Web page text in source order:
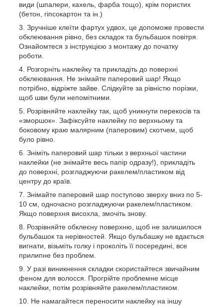
види (шпалери, кахель, фарба тощо), крім пористих
(бетон, гіпсокартон та ін.)
Зручніше клеїти фартух удвох, це допоможе провести
обклеювання рівно, без складок та бульбашок повітря.
Ознайомтеся з інструкцією з монтажу до початку
роботи.
Розгорніть наклейку та прикладіть до поверхні
обклеювання. Не знімайте паперовий шар! Якщо
потрібно, відріжте зайве. Слідкуйте за рівністю порізки,
щоб шви були непомітними.
Розрівняйте наклейку так, щоб уникнути перекосів та
«зморшок». Зафіксуйте наклейку по верхньому та
боковому краю малярним (паперовим) скотчем, щоб
було рівно.
Зніміть паперовий шар тільки з верхньої частини
наклейки (не знімайте весь папір одразу!), прикладіть
до поверхні, розгладжуючи ракелем/пластиком від
центру до країв.
Знімайте паперовий шар поступово зверху вниз по 5-
10 см, одночасно розгладжуючи ракелем/пластиком.
Якщо поверхня висохла, змочіть знову.
Розрівняйте обклеєну поверхню, щоб не залишилося
бульбашок та нерівностей. Якщо бульбашку не вдається
вигнати, візьміть голку і проколіть її посередині, все
прилипне без проблем.
У разі виникнення складки скористайтеся звичайним
феном для волосся. Прогрійте проблемне місце
наклейки, потім розрівняйте ракелем/пластиком.
Не намагайтеся переносити наклейку на іншу